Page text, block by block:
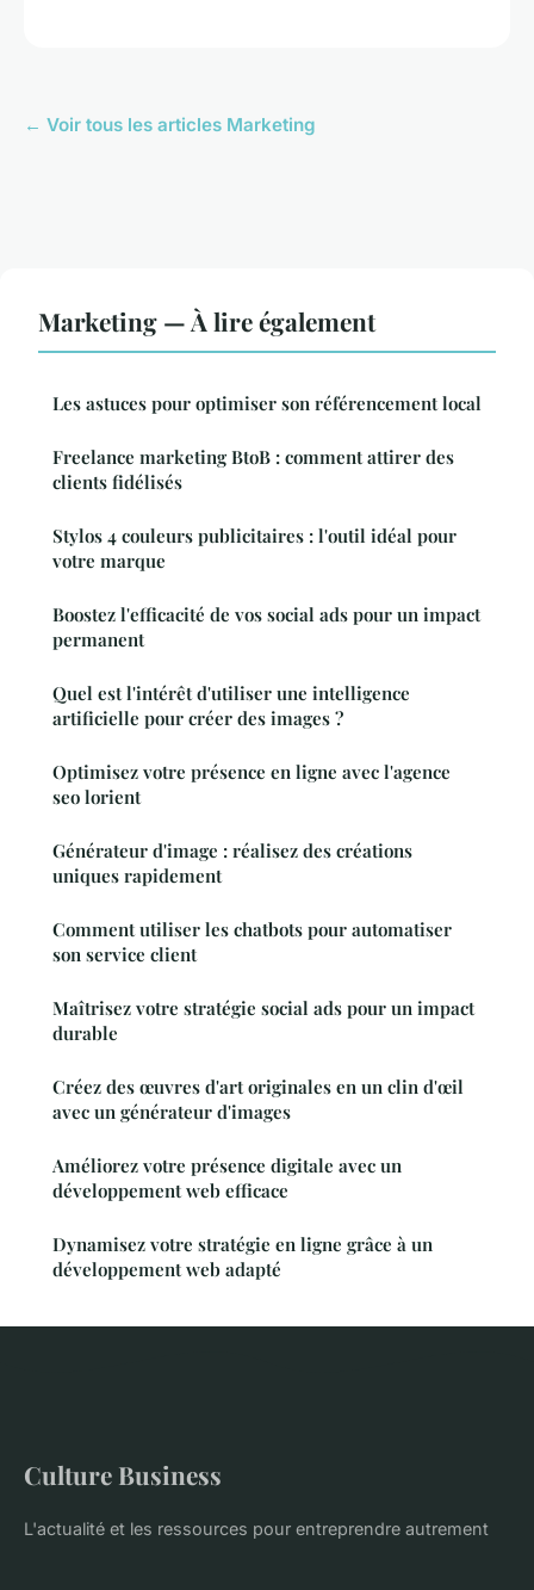
← Voir tous les articles Marketing
Marketing — À lire également
Les astuces pour optimiser son référencement local
Freelance marketing BtoB : comment attirer des
clients fidélisés
Stylos 4 couleurs publicitaires : l'outil idéal pour
votre marque
Boostez l'efficacité de vos social ads pour un impact
permanent
Quel est l'intérêt d'utiliser une intelligence
artificielle pour créer des images ?
Optimisez votre présence en ligne avec l'agence
seo lorient
Générateur d'image : réalisez des créations
uniques rapidement
Comment utiliser les chatbots pour automatiser
son service client
Maîtrisez votre stratégie social ads pour un impact
durable
Créez des œuvres d'art originales en un clin d'œil
avec un générateur d'images
Améliorez votre présence digitale avec un
développement web efficace
Dynamisez votre stratégie en ligne grâce à un
développement web adapté
Culture Business
L'actualité et les ressources pour entreprendre autrement